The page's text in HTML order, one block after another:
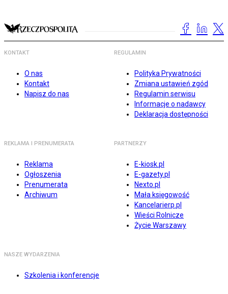
KONTAKT
O nas
Kontakt
Napisz do nas
REGULAMIN
Polityka Prywatności
Zmiana ustawień zgód
Regulamin serwisu
Informacje o nadawcy
Deklaracja dostępności
REKLAMA I PRENUMERATA
Reklama
Ogłoszenia
Prenumerata
Archiwum
PARTNERZY
E-kiosk.pl
E-gazety.pl
Nexto.pl
Mała księgowość
Kancelarierp.pl
Wieści Rolnicze
Życie Warszawy
NASZE WYDARZENIA
Szkolenia i konferencje